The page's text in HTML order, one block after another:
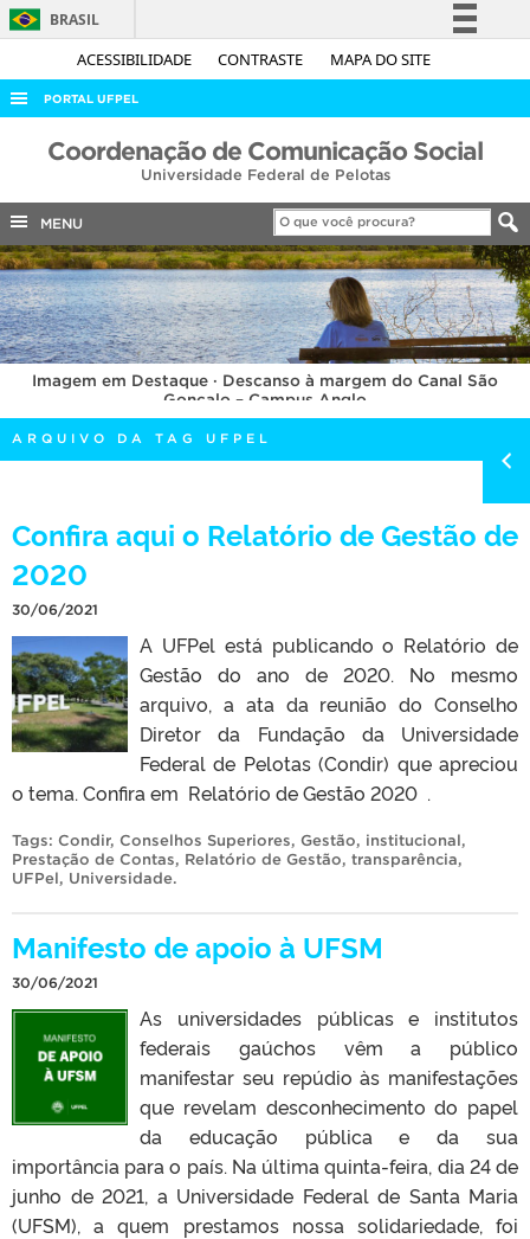
ACESSIBILIDADE CONTRASTE MAPA DO SITE
BRASIL
Simplifique!
Acesso à informação
Legislação
Canais
PORTAL UFPEL
ACESSO À INFORMAÇÃO
COBALTO
CONCURSOS
EDITAIS
INTERNACIONAL
OUVIDORIA
PORTARIAS
TELEFONES
Coordenação de Comunicação Social
Universidade Federal de Pelotas
MENU
Imagem em Destaque · Descanso à margem do Canal São
Gonçalo – Campus Anglo
ARQUIVO DA TAG UFPEL
Confira aqui o Relatório de Gestão de
2020
30/06/2021
A UFPel está publicando o Relatório de
Gestão do ano de 2020. No mesmo
arquivo, a ata da reunião do Conselho
Diretor da Fundação da Universidade
Federal de Pelotas (Condir) que apreciou
o tema. Confira em Relatório de Gestão 2020 .
Tags: Condir, Conselhos Superiores, Gestão, institucional,
Prestação de Contas, Relatório de Gestão, transparência,
UFPel, Universidade.
Manifesto de apoio à UFSM
30/06/2021
As universidades públicas e institutos
federais gaúchos vêm a público
manifestar seu repúdio às manifestações
que revelam desconhecimento do papel
da educação pública e da sua
importância para o país. Na última quinta-feira, dia 24 de
junho de 2021, a Universidade Federal de Santa Maria
(UFSM), a quem prestamos nossa solidariedade, foi